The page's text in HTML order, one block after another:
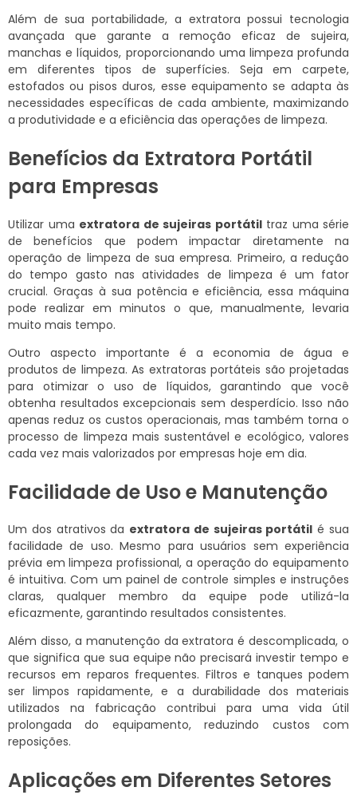
Além de sua portabilidade, a extratora possui tecnologia
avançada que garante a remoção eficaz de sujeira,
manchas e líquidos, proporcionando uma limpeza profunda
em diferentes tipos de superfícies. Seja em carpete,
estofados ou pisos duros, esse equipamento se adapta às
necessidades específicas de cada ambiente, maximizando
a produtividade e a eficiência das operações de limpeza.
Benefícios da Extratora Portátil
para Empresas
Utilizar uma extratora de sujeiras portátiltraz uma série
de benefícios que podem impactar diretamente na
operação de limpeza de sua empresa. Primeiro, a redução
do tempo gasto nas atividades de limpeza é um fator
crucial. Graças à sua potência e eficiência, essa máquina
pode realizar em minutos o que, manualmente, levaria
muito mais tempo.
Outro aspecto importante é a economia de água e
produtos de limpeza. As extratoras portáteis são projetadas
para otimizar o uso de líquidos, garantindo que você
obtenha resultados excepcionais sem desperdício. Isso não
apenas reduz os custos operacionais, mas também torna o
processo de limpeza mais sustentável e ecológico, valores
cada vez mais valorizados por empresas hoje em dia.
Facilidade de Uso e Manutenção
Um dos atrativos da extratora de sujeiras portátil é sua
facilidade de uso. Mesmo para usuários sem experiência
prévia em limpeza profissional, a operação do equipamento
é intuitiva. Com um painel de controle simples e instruções
claras, qualquer membro da equipe pode utilizá-la
eficazmente, garantindo resultados consistentes.
Além disso, a manutenção da extratora é descomplicada, o
que significa que sua equipe não precisará investir tempo e
recursos em reparos frequentes. Filtros e tanques podem
ser limpos rapidamente, e a durabilidade dos materiais
utilizados na fabricação contribui para uma vida útil
prolongada do equipamento, reduzindo custos com
reposições.
Aplicações em Diferentes Setores